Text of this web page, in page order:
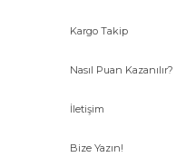
Kargo Takip
Nasıl Puan Kazanılır?
İletişim
Bize Yazın!